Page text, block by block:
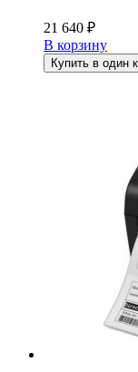
21 640 ₽
В корзину
Купить в один